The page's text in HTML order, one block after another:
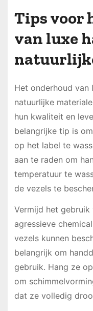
Tips voor
van luxe
Het onderhoud van
natuurlijke
hun kwaliteit en
belangrijke tip is
op het label te
aan te raden om
temperatuur te
de vezels te
Vermijd het
agressieve
vezels kunnen
belangrijk om
gebruik. Hang ze
om
dat ze volledig